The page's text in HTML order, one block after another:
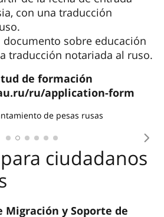
ciudadanos extranjeros
(para ciudadanos extranjeros
el nivel A2)